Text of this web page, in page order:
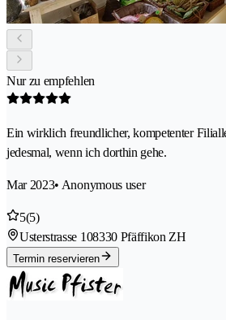
Nur zu empfehlen
Ein wirklich freundlicher, kompetenter
jedesmal, wenn ich dorthin gehe.
Mar 2023• Anonymous user
5(5)
Usterstrasse 108330 Pfäffikon ZH
Termin reservieren